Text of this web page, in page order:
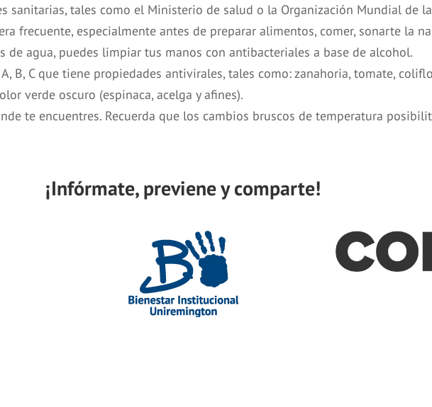
sanitarias, tales como el Ministerio de salud o la Organización Mundial de la
frecuente, especialmente antes de preparar alimentos, comer, sonarte la
de agua, puedes limpiar tus manos con antibacteriales a base de alcohol.
B, C que tiene propiedades antivirales, tales como: zanahoria, tomate,
verde oscuro (espinaca, acelga y afines).
te encuentres. Recuerda que los cambios bruscos de temperatura
¡Infórmate, previene y comparte!